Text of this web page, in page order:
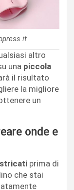
altro
una piccola
il risultato
la migliore
un
onde e
prima di
che stai